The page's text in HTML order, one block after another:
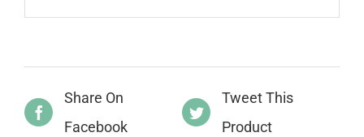
Share On
Facebook
Tweet This
Product